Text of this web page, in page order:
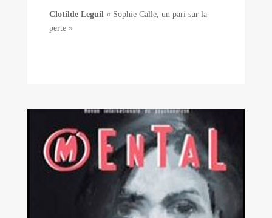
Clotilde Leguil« Sophie Calle, un pari sur la
perte »